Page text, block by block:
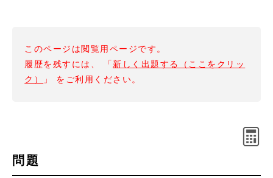
このページは閲覧用ページです。
履歴を残すには、 「 新しく出題する（ここをクリッ
ク）
」 をご利用ください。
問題